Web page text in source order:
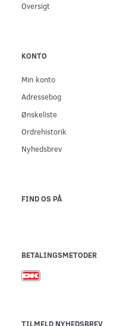
Oversigt
KONTO
Min konto
Adressebog
Ønskeliste
Ordrehistorik
Nyhedsbrev
FIND OS PÅ
BETALINGSMETODER
TILMELD NYHEDSBREV